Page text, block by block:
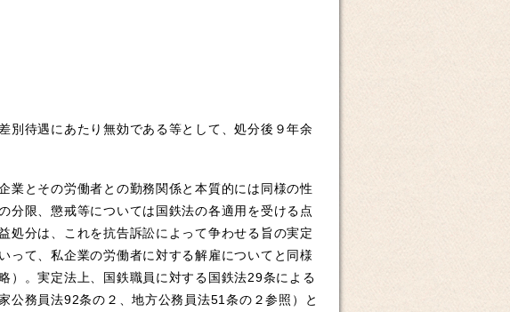
待遇にあたり無効である等として、処分後９年余
とその労働者との勤務関係と本質的には同様の性
分限、懲戒等については国鉄法の各適用を受ける点
処分は、これを抗告訴訟によって争わせる旨の実定
って、私企業の労働者に対する解雇についてと同様
）。実定法上、国鉄職員に対する国鉄法29条による
公務員法92条の２、地方公務員法51条の２参照）と